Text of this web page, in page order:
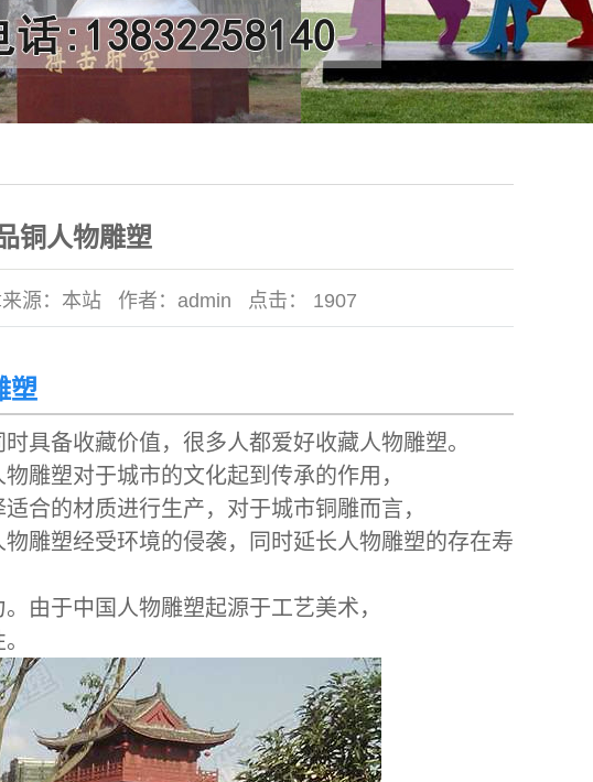
铜人物雕塑
源： 本站 作者： admin 点击： 1907
塑
具备收藏价值，很多人都爱好收藏人物雕塑。
雕塑对于城市的文化起到传承的作用，
合的材质进行生产，对于城市铜雕而言，
雕塑经受环境的侵袭，同时延长人物雕塑的存在寿
由于中国人物雕塑起源于工艺美术，